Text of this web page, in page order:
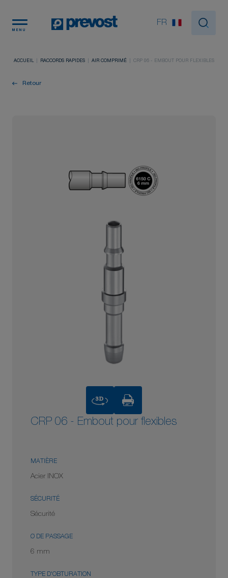
MENU
FR
ACCUEIL RACCORDS RAPIDES AIR COMPRIMÉ CRP 06 - EMBOUT POUR FLEXIBLES
Retour
3D
CRP 06 - Embout pour flexibles
MATIÈRE
Acier INOX
SÉCURITÉ
Sécurité
Ø DE PASSAGE
6 mm
TYPE D'OBTURATION